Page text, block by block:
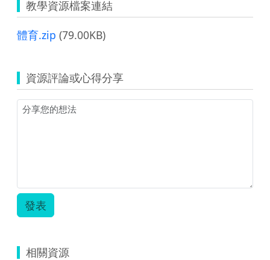
教學資源檔案連結
體育.zip (79.00KB)
資源評論或心得分享
發表
相關資源